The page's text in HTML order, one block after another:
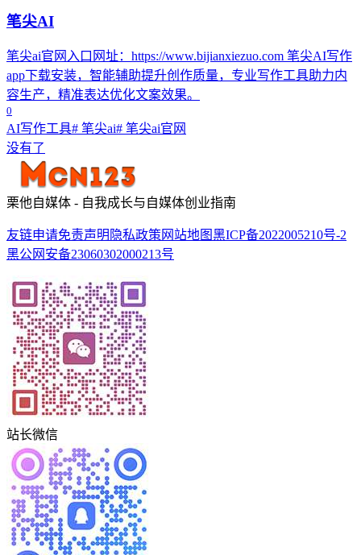
笔尖AI
笔尖ai官网入口网址：https://www.bijianxiezuo.com 笔尖AI写作
app下载安装，智能辅助提升创作质量，专业写作工具助力内
容生产，精准表达优化文案效果。
0
AI写作工具# 笔尖ai# 笔尖ai官网
没有了
栗他自媒体 - 自我成长与自媒体创业指南
友链申请免责声明 隐私政策 网站地图黑ICP备2022005210号-2
黑公网安备23060302000213号
站长微信